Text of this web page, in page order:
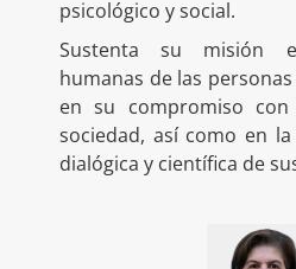
psicológico y social.
Sustenta su misión
humanas de las
en su compromiso
sociedad, así como en
dialógica y científica de